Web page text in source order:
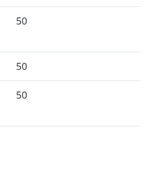
50
50
50